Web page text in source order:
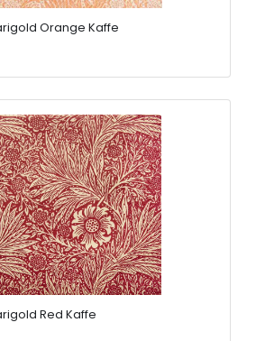
Orange Kaffe
Red Kaffe